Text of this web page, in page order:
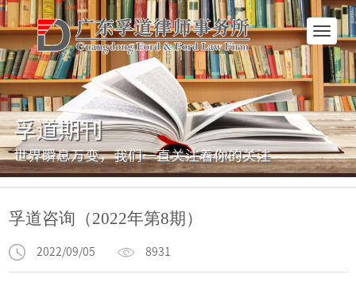
网
站
首
页
孚道期刊
世界瞬息万变，我们一直关注着你的关注
孚道咨询（2022年第8期）
2022/09/05 8931